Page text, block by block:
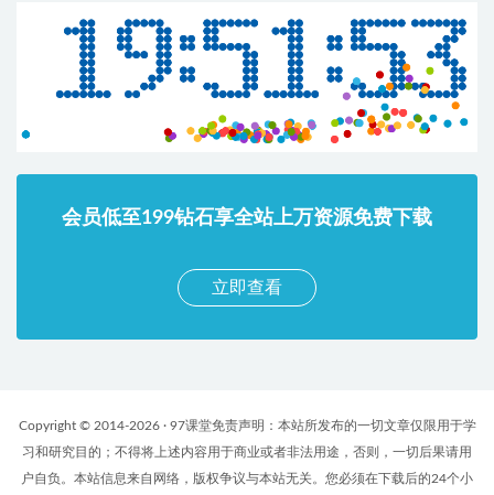
会员低至199钻石享全站上万资源免费下载
立即查看
Copyright © 2014-2026 · 97课堂免责声明：本站所发布的一切文章仅限用于学
习和研究目的；不得将上述内容用于商业或者非法用途，否则，一切后果请用
户自负。本站信息来自网络，版权争议与本站无关。您必须在下载后的24个小